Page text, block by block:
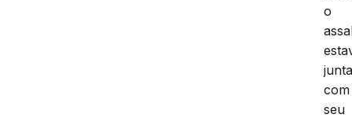
o
com
seu